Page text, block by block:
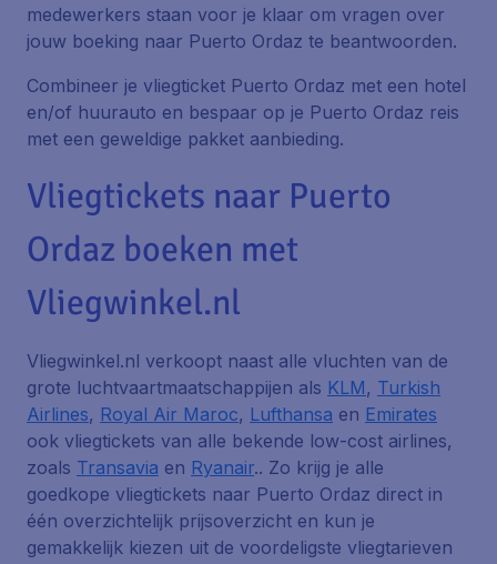
medewerkers staan voor je klaar om vragen over
jouw boeking naar Puerto Ordaz te beantwoorden.
Combineer je vliegticket Puerto Ordaz met een hotel
en/of huurauto en bespaar op je Puerto Ordaz reis
met een geweldige pakket aanbieding.
Vliegtickets naar Puerto
Ordaz boeken met
Vliegwinkel.nl
Vliegwinkel.nl verkoopt naast alle vluchten van de
grote luchtvaartmaatschappijen als KLM, Turkish
Airlines, Royal Air Maroc, Lufthansa en Emirates
ook vliegtickets van alle bekende low-cost airlines,
zoals Transavia en Ryanair.. Zo krijg je alle
goedkope vliegtickets naar Puerto Ordaz direct in
één overzichtelijk prijsoverzicht en kun je
gemakkelijk kiezen uit de voordeligste vliegtarieven